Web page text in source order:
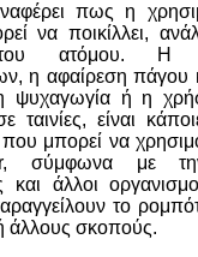
πως η
να ποικίλλει,
ατόμου. Η
η αφαίρεση πάγου
ψυχαγωγία ή η
ταινίες, είναι
που μπορεί να
σύμφωνα με
και άλλοι
το
άλλους σκοπούς.